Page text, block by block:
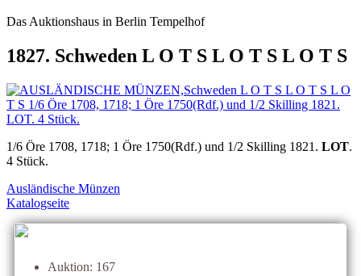
Das Auktionshaus in Berlin Tempelhof
1827. Schweden L O T S L O T S L O T S
1/6 Öre 1708, 1718; 1 Öre 1750(Rdf.) und 1/2 Skilling 1821. LOT.
4 Stück.
Ausländische Münzen
Katalogseite
Auktion: 167